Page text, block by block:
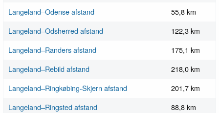
Langeland–Odense afstand
55,8 km
Langeland–Odsherred afstand
122,3 km
Langeland–Randers afstand
175,1 km
Langeland–Rebild afstand
218,0 km
Langeland–Ringkøbing-Skjern afstand
201,7 km
Langeland–Ringsted afstand
88,8 km